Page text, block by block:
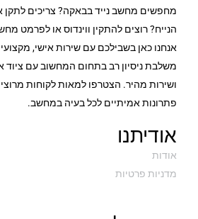
מחפשים מחשב נייד בבאקה? צריכים לתקן
הנייח? רוצים להתקין ווינדוס או לפרמט
אנחנו כאן בשבילכם עם שירות אישי, מקצועי
משלבת ניסיון רב בתחום המחשוב עם ציוד
ושירות מהיר. הצטרפו למאות לקוחות
פתרונות אמיתיים לכל בעיה במחשב.
אודיתנו
אודות
מדניות פרטיות